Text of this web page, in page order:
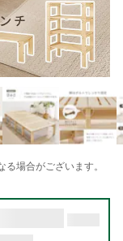
場合がございます。